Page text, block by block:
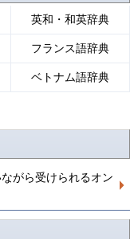
英和・和英辞典
フランス語辞典
ベトナム語辞典
がら受けられるオン